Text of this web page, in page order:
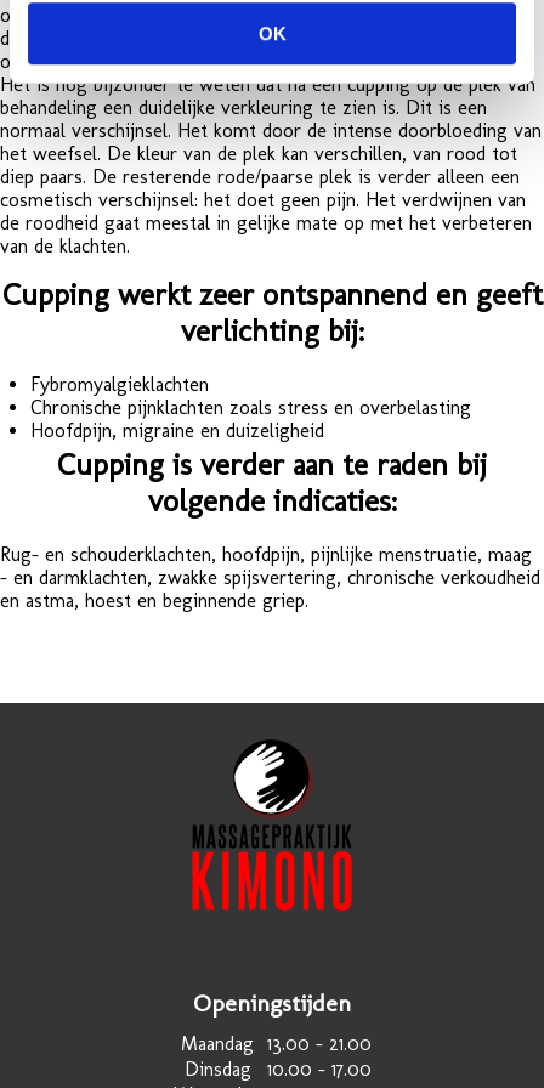
OK
ontdaan van afvalstoffen, tegelijk wordt de emotie die bij de
drukpunten hoort ook ‘losgetrild’, met als gevolg algehele
ontspanning.
Het is nog bijzonder te weten dat na een cupping op de plek van
behandeling een duidelijke verkleuring te zien is. Dit is een
normaal verschijnsel. Het komt door de intense doorbloeding van
het weefsel. De kleur van de plek kan verschillen, van rood tot
diep paars. De resterende rode/paarse plek is verder alleen een
cosmetisch verschijnsel: het doet geen pijn. Het verdwijnen van
de roodheid gaat meestal in gelijke mate op met het verbeteren
van de klachten.
Cupping werkt zeer ontspannend en geeft
verlichting bij:
Fybromyalgieklachten
Chronische pijnklachten zoals stress en overbelasting
Hoofdpijn, migraine en duizeligheid
Cupping is verder aan te raden bij
volgende indicaties:
Rug- en schouderklachten, hoofdpijn, pijnlijke menstruatie, maag
– en darmklachten, zwakke spijsvertering, chronische verkoudheid
en astma, hoest en beginnende griep.
Openingstijden
Maandag
13.00 – 21.00
Dinsdag
10.00 – 17.00